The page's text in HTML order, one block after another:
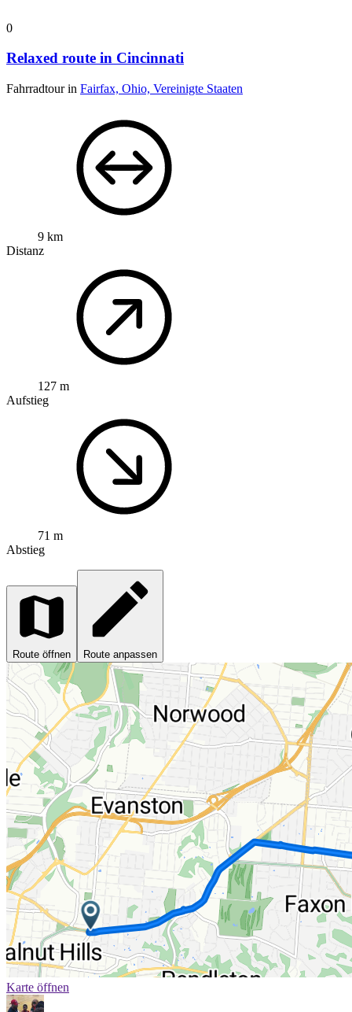
0
Relaxed route in Cincinnati
Fahrradtour in Fairfax, Ohio, Vereinigte Staaten
9 km
Distanz
127 m
Aufstieg
71 m
Abstieg
Route öffnen Route anpassen
Karte öffnen